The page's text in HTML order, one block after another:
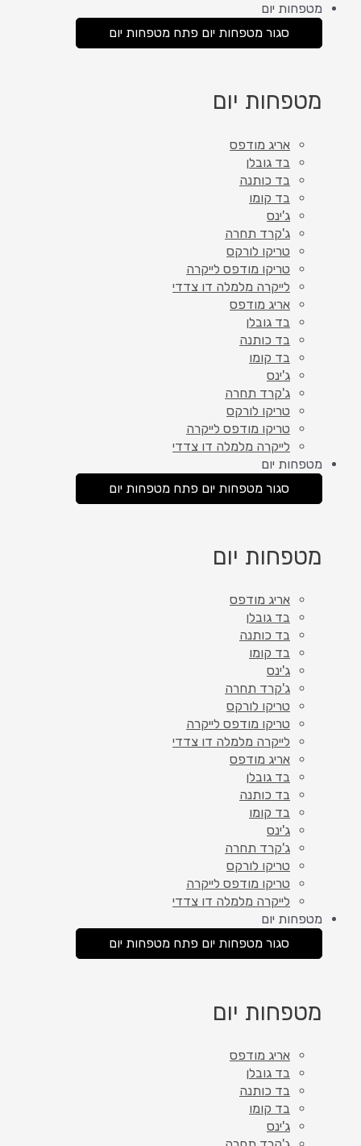
מטפחות יום
סגור מטפחות יום פתח מטפחות יום
מטפחות יום
אריג מודפס
בד גובלן
בד כותנה
בד קומו
ג'ינס
ג'קרד תחרה
טריקו לורקס
טריקו מודפס לייקרה
לייקרה מלמלה דו צדדי
אריג מודפס
בד גובלן
בד כותנה
בד קומו
ג'ינס
ג'קרד תחרה
טריקו לורקס
טריקו מודפס לייקרה
לייקרה מלמלה דו צדדי
מטפחות יום
סגור מטפחות יום פתח מטפחות יום
מטפחות יום
אריג מודפס
בד גובלן
בד כותנה
בד קומו
ג'ינס
ג'קרד תחרה
טריקו לורקס
טריקו מודפס לייקרה
לייקרה מלמלה דו צדדי
אריג מודפס
בד גובלן
בד כותנה
בד קומו
ג'ינס
ג'קרד תחרה
טריקו לורקס
טריקו מודפס לייקרה
לייקרה מלמלה דו צדדי
מטפחות יום
סגור מטפחות יום פתח מטפחות יום
מטפחות יום
אריג מודפס
בד גובלן
בד כותנה
בד קומו
ג'ינס